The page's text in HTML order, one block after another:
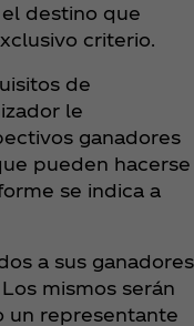
destino que
criterio.
de
le
ganadores
pueden hacerse
se indica a
a sus ganadores
mismos serán
un representante